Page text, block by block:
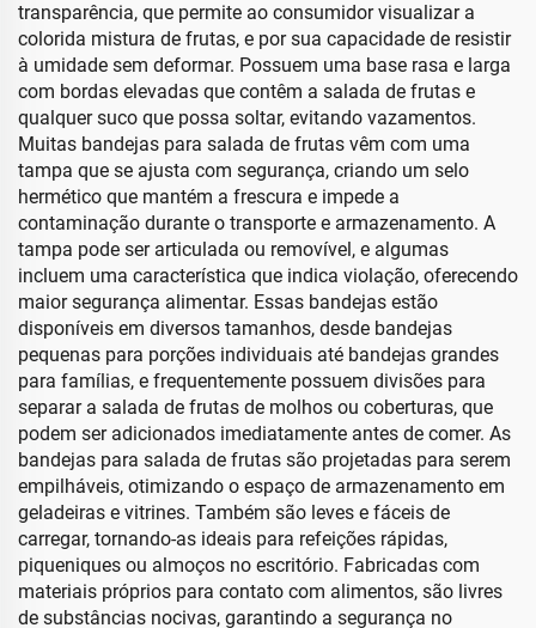
transparência, que permite ao consumidor visualizar a
colorida mistura de frutas, e por sua capacidade de resistir
à umidade sem deformar. Possuem uma base rasa e larga
com bordas elevadas que contêm a salada de frutas e
qualquer suco que possa soltar, evitando vazamentos.
Muitas bandejas para salada de frutas vêm com uma
tampa que se ajusta com segurança, criando um selo
hermético que mantém a frescura e impede a
contaminação durante o transporte e armazenamento. A
tampa pode ser articulada ou removível, e algumas
incluem uma característica que indica violação, oferecendo
maior segurança alimentar. Essas bandejas estão
disponíveis em diversos tamanhos, desde bandejas
pequenas para porções individuais até bandejas grandes
para famílias, e frequentemente possuem divisões para
separar a salada de frutas de molhos ou coberturas, que
podem ser adicionados imediatamente antes de comer. As
bandejas para salada de frutas são projetadas para serem
empilháveis, otimizando o espaço de armazenamento em
geladeiras e vitrines. Também são leves e fáceis de
carregar, tornando-as ideais para refeições rápidas,
piqueniques ou almoços no escritório. Fabricadas com
materiais próprios para contato com alimentos, são livres
de substâncias nocivas, garantindo a segurança no